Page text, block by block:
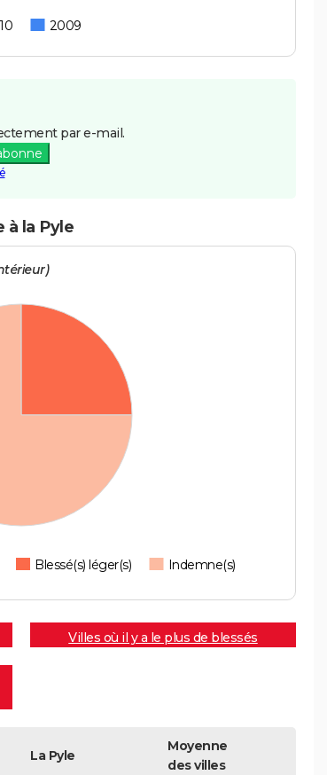
2009
par e-mail.
la Pyle
Blessé(s) léger(s) Indemne(s)
Villes où il y a le plus de blessés
La Pyle
Moyenne
des villes